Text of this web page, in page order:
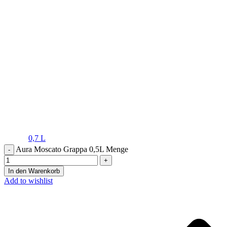
0,7 L
Aura Moscato Grappa 0,5L Menge
In den Warenkorb
Add to wishlist